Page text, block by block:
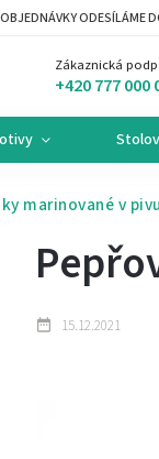
ODESÍLÁME
Zákaznická
+420 777 000
marinované v pivu
15.12.2021